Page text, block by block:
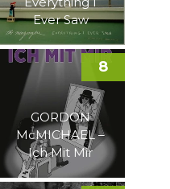
Ever Saw
GORDON
McMICHAEL –
Ich Mit Mir
8